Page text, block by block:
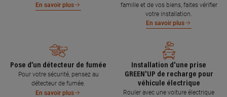
En savoir plus
famille et de vos biens, faites vérifier
votre installation.
En savoir plus
Pose d’un détecteur de fumée
Pour votre sécurité, pensez au
détecteur de fumée.
En savoir plus
Installation d'une prise
GREEN'UP de recharge pour
véhicule électrique
Rouler avec une voiture électrique